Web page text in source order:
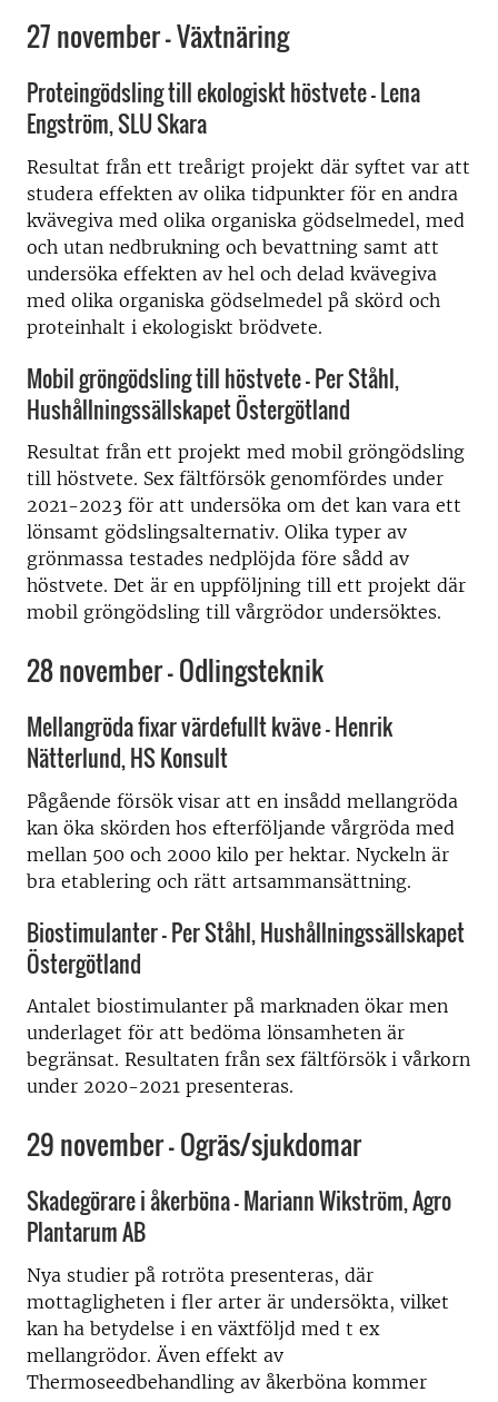
27 november – Växtnäring
Proteingödsling till ekologiskt höstvete – Lena
Engström, SLU Skara
Resultat från ett treårigt projekt där syftet var att
studera effekten av olika tidpunkter för en andra
kvävegiva med olika organiska gödselmedel, med
och utan nedbrukning och bevattning samt att
undersöka effekten av hel och delad kvävegiva
med olika organiska gödselmedel på skörd och
proteinhalt i ekologiskt brödvete.
Mobil gröngödsling till höstvete – Per Ståhl,
Hushållningssällskapet Östergötland
Resultat från ett projekt med mobil gröngödsling
till höstvete. Sex fältförsök genomfördes under
2021-2023 för att undersöka om det kan vara ett
lönsamt gödslingsalternativ. Olika typer av
grönmassa testades nedplöjda före sådd av
höstvete. Det är en uppföljning till ett projekt där
mobil gröngödsling till vårgrödor undersöktes.
28 november – Odlingsteknik
Mellangröda fixar värdefullt kväve – Henrik
Nätterlund, HS Konsult
Pågående försök visar att en insådd mellangröda
kan öka skörden hos efterföljande vårgröda med
mellan 500 och 2000 kilo per hektar. Nyckeln är
bra etablering och rätt artsammansättning.
Biostimulanter – Per Ståhl, Hushållningssällskapet
Östergötland
Antalet biostimulanter på marknaden ökar men
underlaget för att bedöma lönsamheten är
begränsat. Resultaten från sex fältförsök i vårkorn
under 2020-2021 presenteras.
29 november – Ogräs/sjukdomar
Skadegörare i åkerböna – Mariann Wikström, Agro
Plantarum AB
Nya studier på rotröta presenteras, där
mottagligheten i fler arter är undersökta, vilket
kan ha betydelse i en växtföljd med t ex
mellangrödor. Även effekt av
Thermoseedbehandling av åkerböna kommer